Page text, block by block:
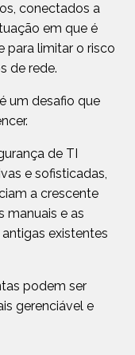
conectados a
em que é
para limitar o risco
de rede.
um desafio que
de TI
e sofisticadas,
a crescente
manuais e as
existentes
podem ser
gerenciável e